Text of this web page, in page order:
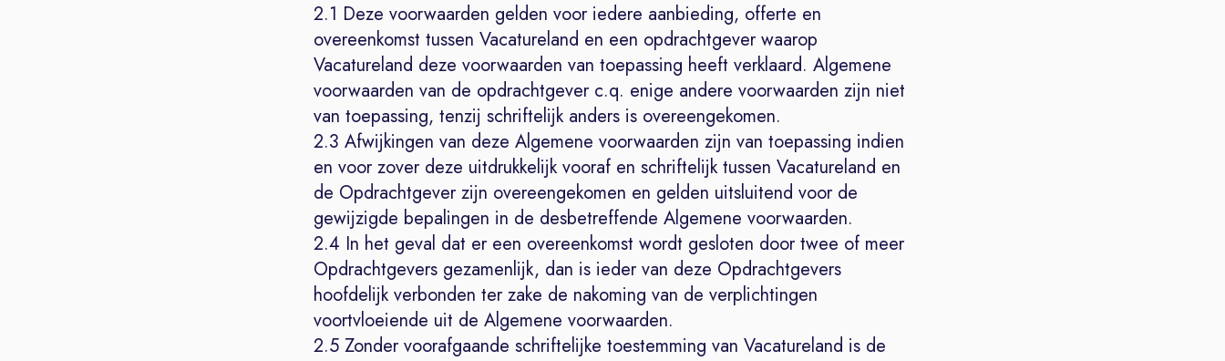
2.1 Deze voorwaarden gelden voor iedere aanbieding, offerte en
overeenkomst tussen Vacatureland en een opdrachtgever waarop
Vacatureland deze voorwaarden van toepassing heeft verklaard. Algemene
voorwaarden van de opdrachtgever c.q. enige andere voorwaarden zijn niet
van toepassing, tenzij schriftelijk anders is overeengekomen.
2.3 Afwijkingen van deze Algemene voorwaarden zijn van toepassing indien
en voor zover deze uitdrukkelijk vooraf en schriftelijk tussen Vacatureland en
de Opdrachtgever zijn overeengekomen en gelden uitsluitend voor de
gewijzigde bepalingen in de desbetreffende Algemene voorwaarden.
2.4 In het geval dat er een overeenkomst wordt gesloten door twee of meer
Opdrachtgevers gezamenlijk, dan is ieder van deze Opdrachtgevers
hoofdelijk verbonden ter zake de nakoming van de verplichtingen
voortvloeiende uit de Algemene voorwaarden.
2.5 Zonder voorafgaande schriftelijke toestemming van Vacatureland is de